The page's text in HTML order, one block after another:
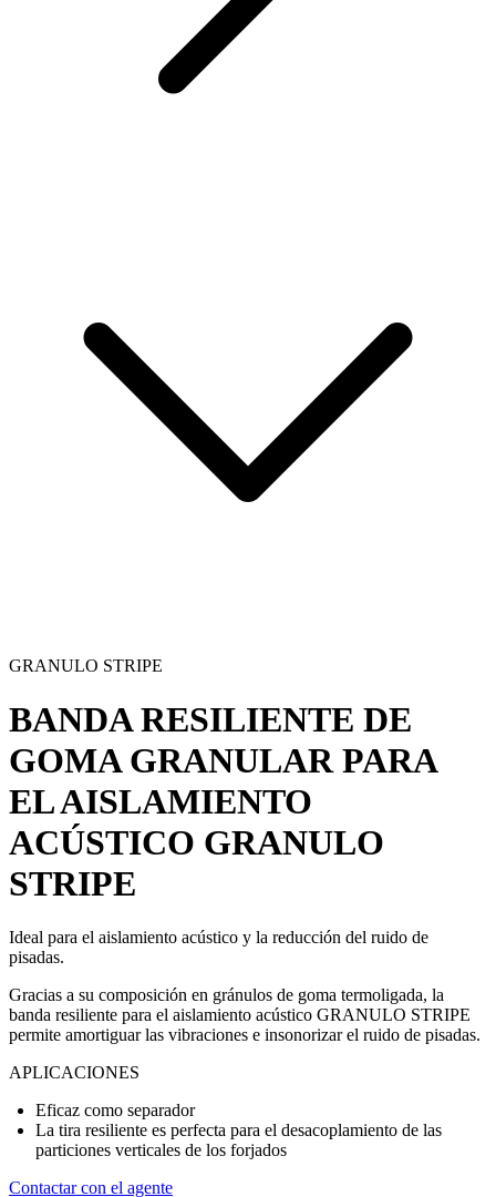
GRANULO STRIPE
BANDA RESILIENTE DE
GOMA GRANULAR PARA
EL AISLAMIENTO
ACÚSTICO GRANULO
STRIPE
Ideal para el aislamiento acústico y la reducción del ruido de
pisadas.
Gracias a su composición en gránulos de goma termoligada, la
banda resiliente para el aislamiento acústico GRANULO STRIPE
permite amortiguar las vibraciones e insonorizar el ruido de pisadas.
APLICACIONES
Eficaz como separador
La tira resiliente es perfecta para el desacoplamiento de las
particiones verticales de los forjados
Contactar con el agente